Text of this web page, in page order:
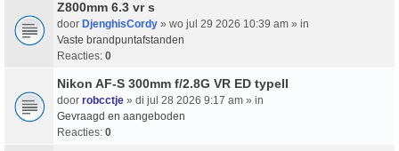
Z800mm 6.3 vr s
door DjenghisCordy » wo jul 29 2026 10:39 am » in
Vaste brandpuntafstanden
Reacties: 0
Nikon AF-S 300mm f/2.8G VR ED typeII
door robcctje » di jul 28 2026 9:17 am » in
Gevraagd en aangeboden
Reacties: 0